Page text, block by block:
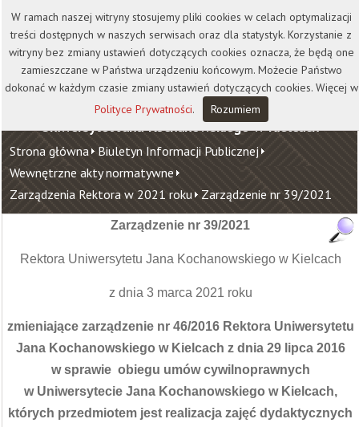
Kontakt Biblioteka
Wydawnictwo
Wirtualna Uczelnia
Uniwersytet Jana Kochanowskiego w Kielcach
Strona główna Biuletyn Informacji Publicznej
Wewnętrzne akty normatywne
Zarządzenia Rektora w 2021 roku Zarządzenie nr 39/2021
Zarządzenie nr 39/2021
Rektora Uniwersytetu Jana Kochanowskiego w Kielcach
z dnia 3 marca 2021 roku
zmieniające zarządzenie nr 46/2016 Rektora Uniwersytetu
Jana Kochanowskiego w Kielcach z dnia 29 lipca 2016
w sprawie obiegu umów cywilnoprawnych
w Uniwersytecie Jana Kochanowskiego w Kielcach,
których przedmiotem jest realizacja zajęć dydaktycznych
W ramach naszej witryny stosujemy pliki cookies w celach optymalizacji
treści dostępnych w naszych serwisach oraz dla statystyk. Korzystanie z
witryny bez zmiany ustawień dotyczących cookies oznacza, że będą one
zamieszczane w Państwa urządzeniu końcowym. Możecie Państwo
dokonać w każdym czasie zmiany ustawień dotyczących cookies. Więcej w
Polityce Prywatności. Rozumiem